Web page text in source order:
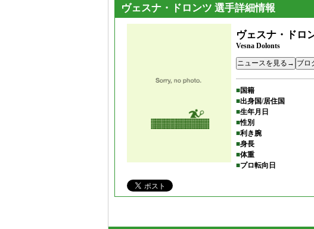
ヴェスナ・ドロンツ 選手詳細情報
ヴェスナ・ドロ
Vesna Dolonts
ニュースを見る→
■国籍
■出身国/居住国
■生年月日
■性別
■利き腕
■身長
■体重
■プロ転向日